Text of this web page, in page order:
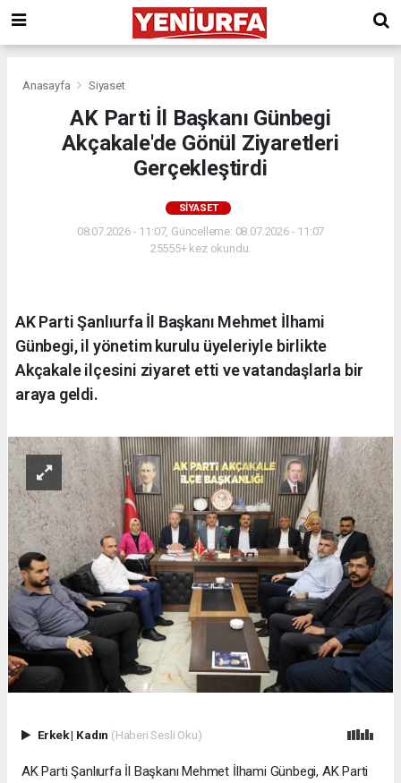
Anasayfa Siyaset
AK Parti İl Başkanı Günbegi
Akçakale'de Gönül Ziyaretleri
Gerçekleştirdi
SIYASET
08.07.2026 - 11:07, Güncelleme: 08.07.2026 - 11:07
25555+ kez okundu.
AK Parti Şanlıurfa İl Başkanı Mehmet İlhami
Günbegi, il yönetim kurulu üyeleriyle birlikte
Akçakale ilçesini ziyaret etti ve vatandaşlarla bir
araya geldi.
Erkek| Kadın (Haberi Sesli Oku)
AK Parti Şanlıurfa İl Başkanı Mehmet İlhami Günbegi, AK Parti